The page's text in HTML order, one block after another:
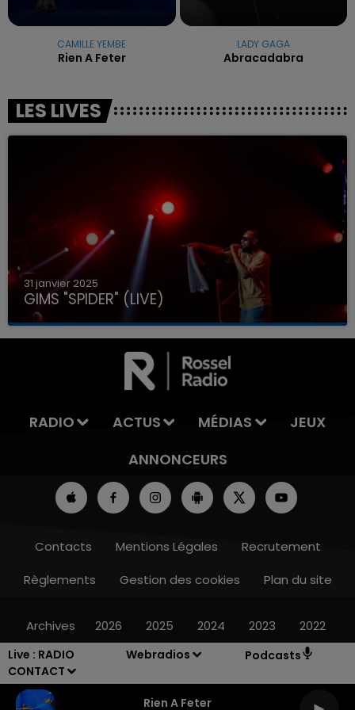
Live : RADIO
CONTACT
Webradios Podcasts
Rien A Feter
CAMILLE YEMBE
Rien A Feter
LADY GAGA
Abracadabra
LES LIVES
31 janvier 2025
GIMS "SPIDER" (LIVE)
RADIO ACTUS MÉDIAS
JEUX
ANNONCEURS
Contacts Mentions Légales
Recrutement
Règlements
Gestion des cookies Plan du site
Archives 2026 2025 2024 2023 2022